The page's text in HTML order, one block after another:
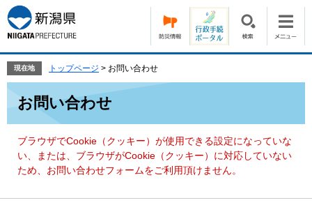
ー
ジ
の
頭
す。
ニ
ュ
ー
飛
て
現在地 トップページ > お問い合わせ
お問い合わせ
ブラウザでCookie（クッキー）が使用できる設定になっていな
い、または、ブラウザがCookie（クッキー）に対応していない
ため、お問い合わせフォームをご利用頂けません。